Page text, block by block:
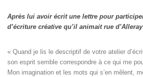
Après lui avoir écrit une lettre pour
d’écriture créative qu’il animait rue
« Quand je lis le descriptif de votre atelier
son esprit semble correspondre à ce qui me
Mon imagination et les mots qui s’en mêlent,